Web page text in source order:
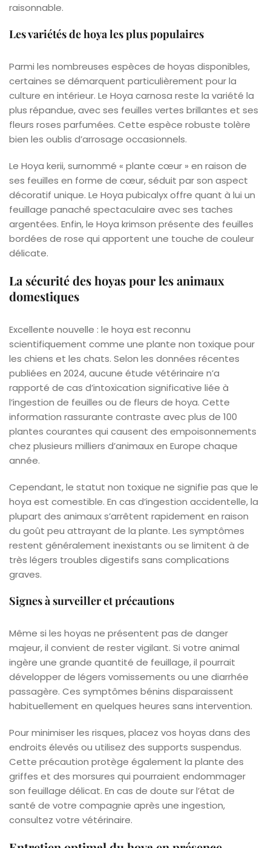
raisonnable.
Les variétés de hoya les plus populaires
Parmi les nombreuses espèces de hoyas disponibles,
certaines se démarquent particulièrement pour la
culture en intérieur. Le Hoya carnosa reste la variété la
plus répandue, avec ses feuilles vertes brillantes et ses
fleurs roses parfumées. Cette espèce robuste tolère
bien les oublis d’arrosage occasionnels.
Le Hoya kerii, surnommé « plante cœur » en raison de
ses feuilles en forme de cœur, séduit par son aspect
décoratif unique. Le Hoya pubicalyx offre quant à lui un
feuillage panaché spectaculaire avec ses taches
argentées. Enfin, le Hoya krimson présente des feuilles
bordées de rose qui apportent une touche de couleur
délicate.
La sécurité des hoyas pour les animaux
domestiques
Excellente nouvelle : le hoya est reconnu
scientifiquement comme une plante non toxique pour
les chiens et les chats. Selon les données récentes
publiées en 2024, aucune étude vétérinaire n’a
rapporté de cas d’intoxication significative liée à
l’ingestion de feuilles ou de fleurs de hoya. Cette
information rassurante contraste avec plus de 100
plantes courantes qui causent des empoisonnements
chez plusieurs milliers d’animaux en Europe chaque
année.
Cependant, le statut non toxique ne signifie pas que le
hoya est comestible. En cas d’ingestion accidentelle, la
plupart des animaux s’arrêtent rapidement en raison
du goût peu attrayant de la plante. Les symptômes
restent généralement inexistants ou se limitent à de
très légers troubles digestifs sans complications
graves.
Signes à surveiller et précautions
Même si les hoyas ne présentent pas de danger
majeur, il convient de rester vigilant. Si votre animal
ingère une grande quantité de feuillage, il pourrait
développer de légers vomissements ou une diarrhée
passagère. Ces symptômes bénins disparaissent
habituellement en quelques heures sans intervention.
Pour minimiser les risques, placez vos hoyas dans des
endroits élevés ou utilisez des supports suspendus.
Cette précaution protège également la plante des
griffes et des morsures qui pourraient endommager
son feuillage délicat. En cas de doute sur l’état de
santé de votre compagnie après une ingestion,
consultez votre vétérinaire.